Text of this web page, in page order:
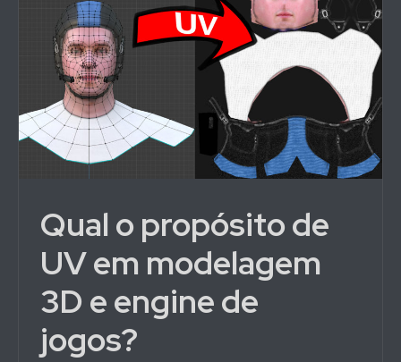
Qual o propósito de
UV em modelagem
3D e engine de
jogos?